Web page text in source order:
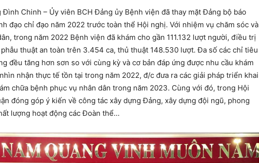
Chinh – Ủy viên BCH Đảng ủy Bệnh viện đã thay mặt Đảng bộ báo
đạo chỉ đạo năm 2022 trước toàn thể Hội nghị. Với nhiệm vụ chăm sóc và
trong năm 2022 Bệnh viện đã khám cho gần 111.132 lượt người, điều trị
thuật an toàn trên 3.454 ca, thủ thuật 148.530 lượt. Đa số các chỉ tiêu
đều tăng hơn sơn so với cùng kỳ và cơ bản đáp ứng được nhu cầu khám
nhận thực tế tồn tại trong năm 2022, đ/c đưa ra các giải pháp triển khai
chữa bệnh phục vụ nhân dân trong năm 2023. Cùng với đó, trong Hội
đóng góp ý kiến về công tác xây dựng Đảng, xây dựng đội ngũ, phong
lượng hoạt động các Đoàn thể…